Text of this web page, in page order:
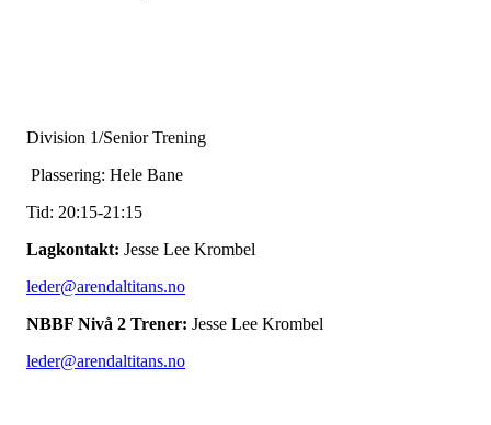
Division 1/Senior Trening
Plassering: Hele Bane
Tid: 20:15-21:15
Lagkontakt: Jesse Lee Krombel
leder@arendaltitans.no
NBBF Nivå 2 Trener: Jesse Lee Krombel
leder@arendaltitans.no